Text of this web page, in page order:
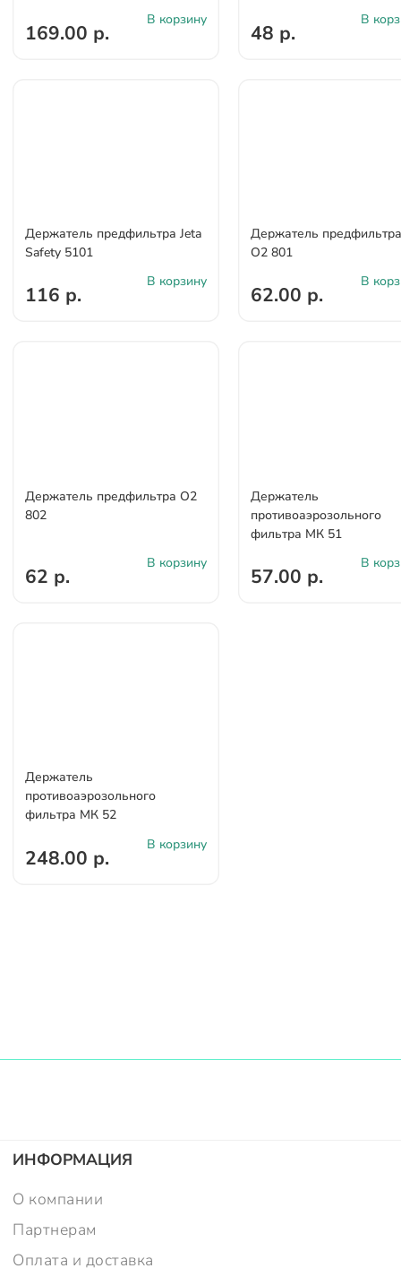
169.00 р.
В корзину
48 р.
В
Держатель предфильтра Jeta
Safety 5101
116 р.
В корзину
Держатель предфильтра
О2 801
62.00 р.
В
Держатель предфильтра О2
802
62 р.
В корзину
Держатель
противоаэрозольного
фильтра МК 51
57.00 р.
В
Держатель
противоаэрозольного
фильтра МК 52
248.00 р.
В корзину
ИНФОРМАЦИЯ
О компании
Партнерам
Оплата и доставка